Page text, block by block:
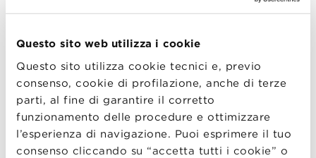
Questo sito web utilizza i cookie
Questo sito utilizza cookie tecnici e, previo
consenso, cookie di profilazione, anche di terze
parti, al fine di garantire il corretto
funzionamento delle procedure e ottimizzare
l’esperienza di navigazione. Puoi esprimere il tuo
consenso cliccando su “accetta tutti i cookie” o
Gestione d’Impresa:Food & Wine
in Italy,Green Management and
Sustainable Businesses,Mercati
Asiatici
Retail Management.
Wealth Management – Gestione
del Patrimonio